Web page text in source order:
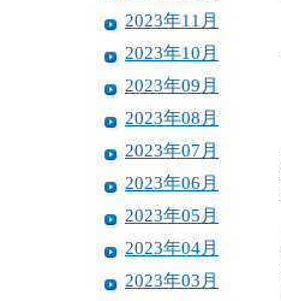
2023年11月
2023年10月
2023年09月
2023年08月
2023年07月
2023年06月
2023年05月
2023年04月
2023年03月